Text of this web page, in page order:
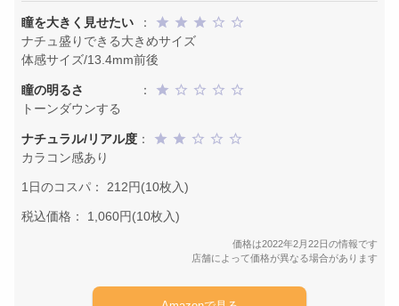
瞳を大きく見せたい
：
ナチュ盛りできる大きめサイズ
体感サイズ/13.4mm前後
瞳の明るさ
：
トーンダウンする
ナチュラル/リアル度 ：
カラコン感あり
1日のコスパ： 212円(10枚入)
税込価格： 1,060円(10枚入)
価格は2022年2月22日の情報です
店舗によって価格が異なる場合があります